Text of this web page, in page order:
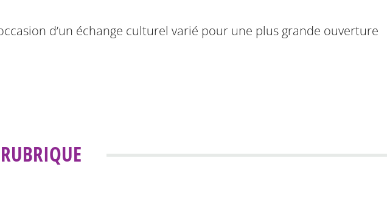
d’un échange culturel varié pour une plus grande ouverture